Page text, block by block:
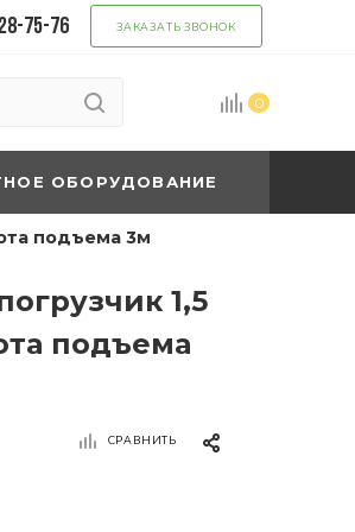
75-76 ЗАКАЗАТЬ ЗВОНОК
0
ОБОРУДОВАНИЕ
подъема 3м
1,5
подъема
СРАВНИТЬ